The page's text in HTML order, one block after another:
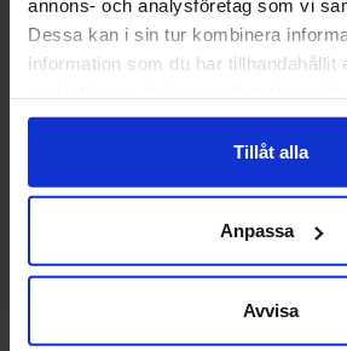
annons- och analysföretag som vi
Dessa kan i sin tur kombinera
information som du har tillhandahållit
Tillåt alla
Anpassa
Avvisa
JOBB & UTVECKLING
Vill du byta bransch? Tips från tre